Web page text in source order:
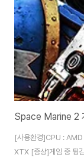
Space Marine 2
[사용환경]CPU :
XTX [증상]게임 중 튕